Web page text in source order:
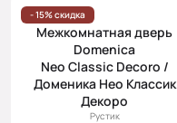
- 15% скидка
Межкомнатная дверь
Domenica
Neo Classic Decoro /
Доменика Нео Классик
Декоро
Рустик